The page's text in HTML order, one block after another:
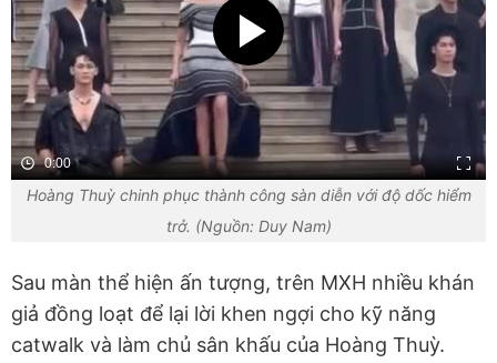
0:00
Hoàng Thuỳ chinh phục thành công sàn diễn với độ dốc hiểm
trở. (Nguồn: Duy Nam)
Sau màn thể hiện ấn tượng, trên MXH nhiều khán
giả đồng loạt để lại lời khen ngợi cho kỹ năng
catwalk và làm chủ sân khấu của Hoàng Thuỳ.